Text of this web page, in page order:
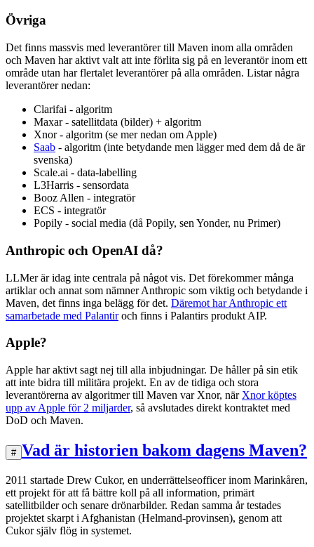
Övriga
Det finns massvis med leverantörer till Maven inom alla områden
och Maven har aktivt valt att inte förlita sig på en leverantör inom ett
område utan har flertalet leverantörer på alla områden. Listar några
leverantörer nedan:
Clarifai - algoritm
Maxar - satellitdata (bilder) + algoritm
Xnor - algoritm (se mer nedan om Apple)
Saab - algoritm (inte betydande men lägger med dem då de är
svenska)
Scale.ai - data-labelling
L3Harris - sensordata
Booz Allen - integratör
ECS - integratör
Popily - social media (då Popily, sen Yonder, nu Primer)
Anthropic och OpenAI då?
LLMer är idag inte centrala på något vis. Det förekommer många
artiklar och annat som nämner Anthropic som viktig och betydande i
Maven, det finns inga belägg för det. Däremot har Anthropic ett
samarbetade med Palantiroch finns i Palantirs produkt AIP.
Apple?
Apple har aktivt sagt nej till alla inbjudningar. De håller på sin etik
att inte bidra till militära projekt. En av de tidiga och stora
leverantörerna av algoritmer till Maven var Xnor, när Xnor köptes
upp av Apple för 2 miljarder, så avslutades direkt kontraktet med
DoD och Maven.
# Vad är historien bakom dagens Maven?
2011 startade Drew Cukor, en underrättelseofficer inom Marinkåren,
ett projekt för att få bättre koll på all information, primärt
satellitbilder och senare drönarbilder. Redan samma år testades
projektet skarpt i Afghanistan (Helmand-provinsen), genom att
Cukor själv flög in systemet.